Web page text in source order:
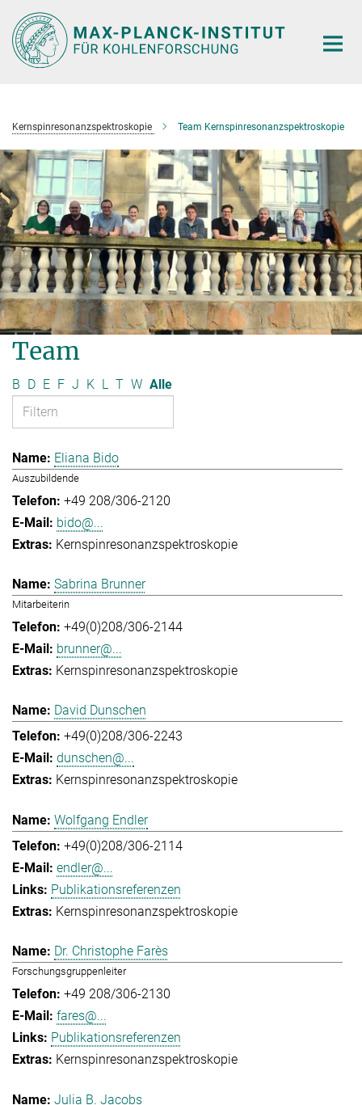
Hauptinhalt
Kernspinresonanzspektroskopie Team Kernspinresonanzspektroskopie
Team
B D E F J K L T W Alle
Eliana Bido
Auszubildende
+49 208/306-2120
bido@...
Kernspinresonanzspektroskopie
Sabrina Brunner
Mitarbeiterin
+49(0)208/306-2144
brunner@...
Kernspinresonanzspektroskopie
David Dunschen
+49(0)208/306-2243
dunschen@...
Kernspinresonanzspektroskopie
Wolfgang Endler
+49(0)208/306-2114
endler@...
Publikationsreferenzen
Kernspinresonanzspektroskopie
Dr. Christophe Farès
Forschungsgruppenleiter
+49 208/306-2130
fares@...
Publikationsreferenzen
Kernspinresonanzspektroskopie
Julia B. Jacobs